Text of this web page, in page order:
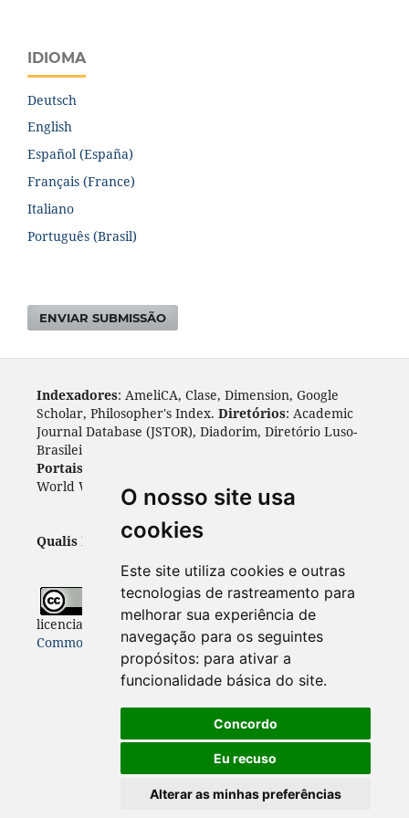
O nosso site usa
cookies
Este site utiliza cookies e outras
tecnologias de rastreamento para
melhorar sua experiência de
navegação para os seguintes
propósitos: para ativar a
funcionalidade básica do site.
Concordo
Eu recuso
Alterar as minhas preferências
IDIOMA
Deutsch
English
Español (España)
Français (France)
Italiano
Português (Brasil)
ENVIAR SUBMISSÃO
Indexadores: AmeliCA, Clase, Dimension, Google
Scholar, Philosopher's Index. Diretórios: Academic
Journal Database (JSTOR), Diadorim, Diretório Luso-
Brasileiro, DOAJ, Journal 4 free, ROAD, Socol@ar.
Portais
World Wide Science.
: Cite Factor, OAJI.
Qualis Periódicos - Capes: A1
Todo o conteúdo desta revista está
licenciado sob aLicençaInternacional Creative
Commons 4.0 (CC BY 4.0)